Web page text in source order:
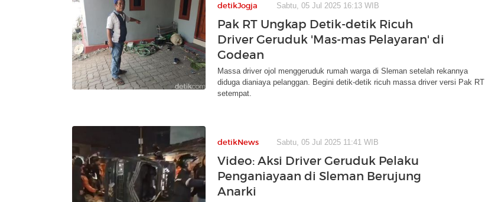
detikJogja Sabtu, 05 Jul 2025 16:13 WIB
Pak RT Ungkap Detik-detik Ricuh
Driver Geruduk 'Mas-mas Pelayaran' di
Godean
Massa driver ojol menggeruduk rumah warga di Sleman setelah rekannya
diduga dianiaya pelanggan. Begini detik-detik ricuh massa driver versi Pak RT
setempat.
detikNews Sabtu, 05 Jul 2025 11:41 WIB
Video: Aksi Driver Geruduk Pelaku
Penganiayaan di Sleman Berujung
Anarki